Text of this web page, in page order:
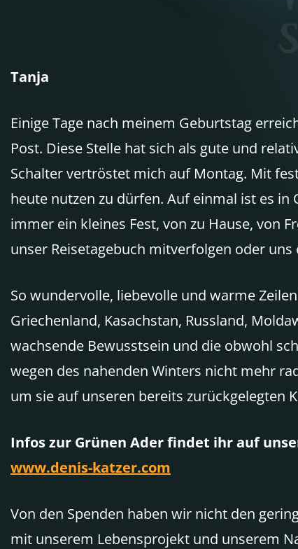
Tanja
Einige Tage nach meinem Geburtstag
Post. Diese Stelle hat sich als gute und
Schalter vertröstet mich auf Montag. Mit
heute nutzen zu dürfen. Auf einmal ist es
immer ein kleines Fest, von zu Hause, von
unser Reisetagebuch mitverfolgen oder
So wundervolle, liebevolle und warme
Griechenland, Kasachstan, Russland,
wachsende Bewusstsein und die obwohl
wegen des nahenden Winters nicht mehr
um sie auf unseren bereits zurückgelegten
Infos zur Grünen Ader findet ihr auf
www.denis-katzer.com
Von den Spenden haben wir nicht den
mit unserem Lebensprojekt und unserem